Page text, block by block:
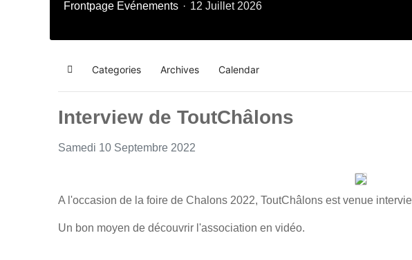
Frontpage Evénements 12 Juillet 2026
HomeCategories Archives Calendar
Interview de ToutChâlons
Samedi 10 Septembre 2022
A l'occasion de la foire de Chalons 2022, ToutChâlons est venue
Un bon moyen de découvrir l'association en vidéo.